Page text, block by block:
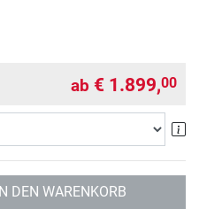
ab € 1.899,00
IN DEN WARENKORB